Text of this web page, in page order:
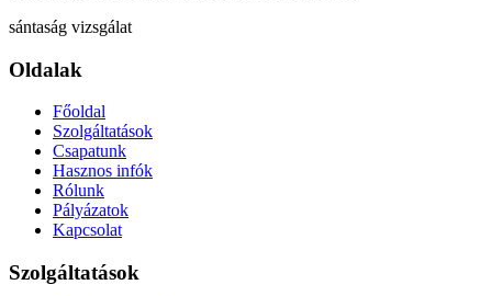
sántaság vizsgálat
Oldalak
Főoldal
Szolgáltatások
Csapatunk
Hasznos infók
Rólunk
Pályázatok
Kapcsolat
Szolgáltatások